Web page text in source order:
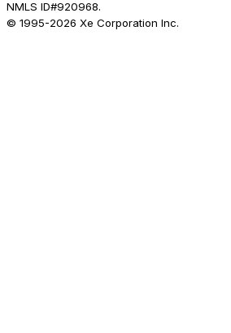
NMLS ID#920968.
© 1995-2026 Xe Corporation Inc.